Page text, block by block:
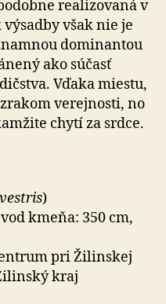
realizovaná v
však nie je
dominantou
ako súčasť
Vďaka miestu,
verejnosti, no
chytí za srdce.
)
kmeňa: 350 cm,
pri Žilinskej
kraj